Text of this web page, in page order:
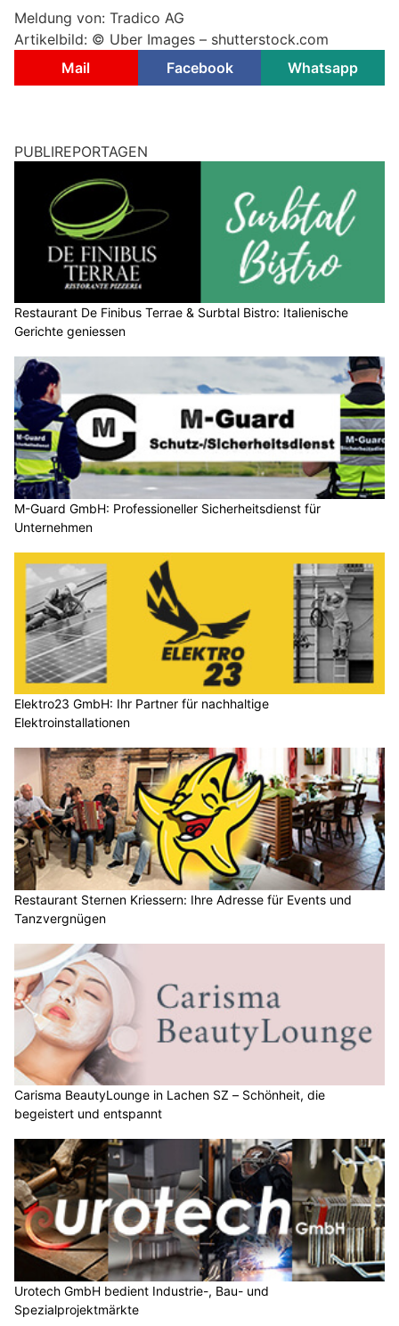
Meldung von: Tradico AG
Artikelbild: © Uber Images – shutterstock.com
Mail
Facebook Whatsapp
PUBLIREPORTAGEN
Restaurant De Finibus Terrae & Surbtal Bistro: Italienische
Gerichte geniessen
M-Guard GmbH: Professioneller Sicherheitsdienst für
Unternehmen
Elektro23 GmbH: Ihr Partner für nachhaltige
Elektroinstallationen
Restaurant Sternen Kriessern: Ihre Adresse für Events und
Tanzvergnügen
Carisma BeautyLounge in Lachen SZ – Schönheit, die
begeistert und entspannt
Urotech GmbH bedient Industrie-, Bau- und
Spezialprojektmärkte